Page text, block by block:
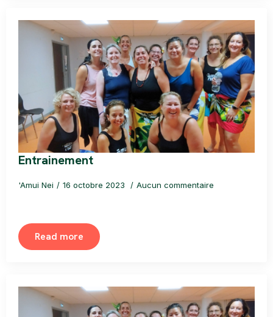
Entrainement
'Amui Nei 16 octobre 2023 Aucun commentaire
Read more